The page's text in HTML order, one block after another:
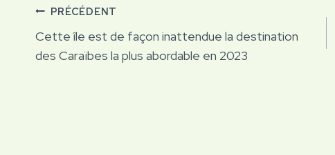
Navigation
de
PRÉCÉDENT
Cette île est de façon inattendue la destination
des Caraïbes la plus abordable en 2023